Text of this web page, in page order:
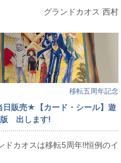
グランドカオス 西村
移転五周年記念
販売★【カード・シール】遊
出します!
カオスは移転5周年!!恒例のイ